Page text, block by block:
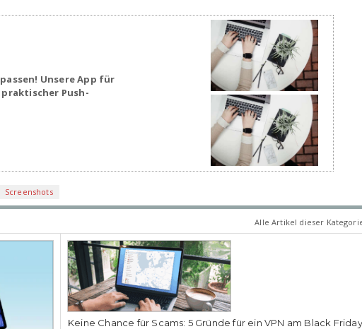
Unsere App für
Push-
Screenshots
Alle Artikel dieser
Keine Chance für Scams: 5 Gründe für ein VPN am Black Friday